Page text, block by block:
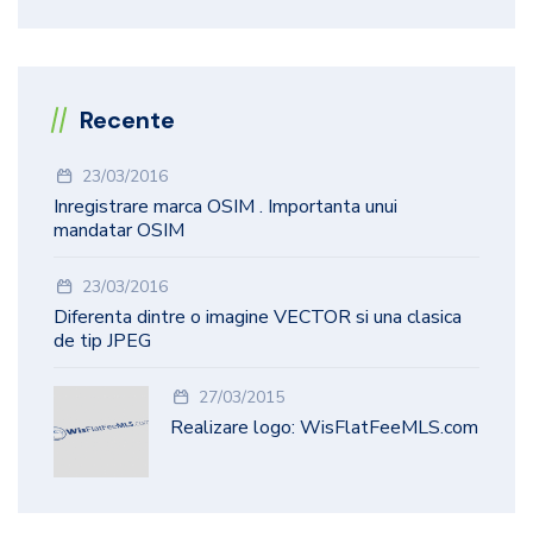
Recente
23/03/2016
Inregistrare marca OSIM . Importanta unui
mandatar OSIM
23/03/2016
Diferenta dintre o imagine VECTOR si una clasica
de tip JPEG
27/03/2015
Realizare logo: WisFlatFeeMLS.com